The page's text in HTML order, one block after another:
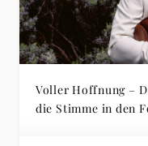
Voller Hoffnung –
die Stimme in den